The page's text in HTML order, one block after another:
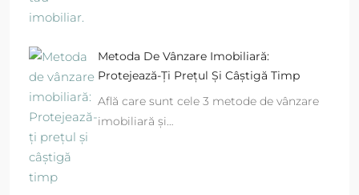
Metoda De Vânzare Imobiliară:
Protejează-Ți Prețul Și Câștigă Timp
Află care sunt cele 3 metode de vânzare
imobiliară și…